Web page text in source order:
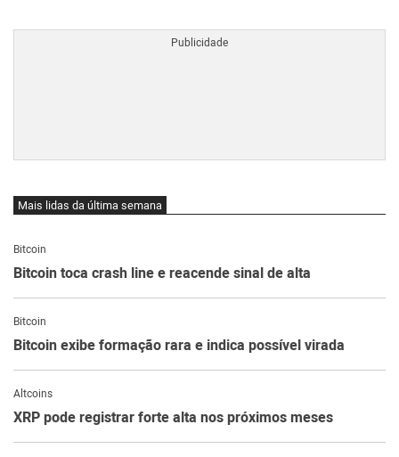
Mais lidas da última semana
Bitcoin
Bitcoin toca crash line e reacende sinal de alta
Bitcoin
Bitcoin exibe formação rara e indica possível virada
Altcoins
XRP pode registrar forte alta nos próximos meses